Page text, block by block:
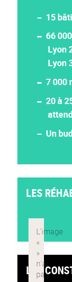
15
66
Lyon
Lyon
7 000
20 à
Un
LES
LES